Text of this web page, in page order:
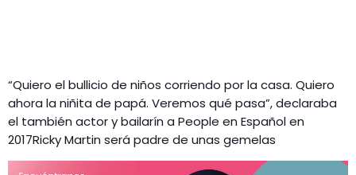
“Quiero el bullicio de niños corriendo por la casa. Quiero
ahora la niñita de papá. Veremos qué pasa”, declaraba
el también actor y bailarín a People en Español en
2017Ricky Martin será padre de unas gemelas